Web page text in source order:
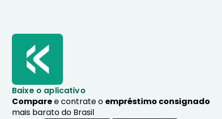
Baixe o aplicativo
Comparee contrate o empréstimo consignado
mais barato do Brasil